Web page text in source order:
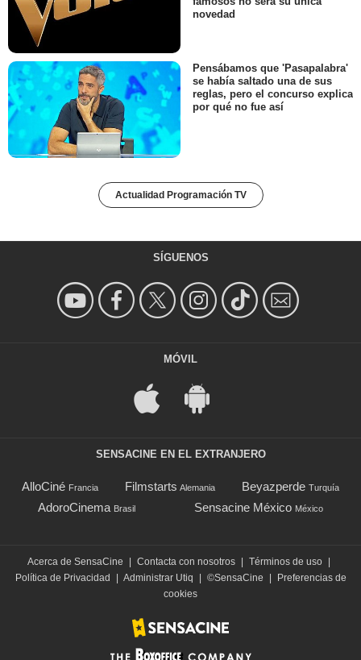
novedad
Pensábamos que 'Pasapalabra'
se había saltado una de sus
reglas, pero el concurso explica
por qué no fue así
Actualidad Programación TV
SÍGUENOS
MÓVIL
SENSACINE EN EL EXTRANJERO
AlloCiné Francia Filmstarts Alemania Beyazperde Turquía
AdoroCinema Brasil Sensacine México México
Acerca de SensaCine Contacta con nosotros Términos de uso
Política de Privacidad
Administrar Utiq ©SensaCine
Preferencias de
cookies